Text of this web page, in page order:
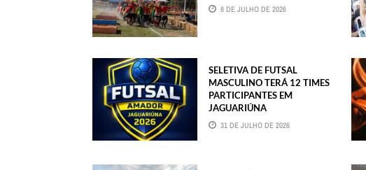
8 DE JULHO DE 2026
SELETIVA DE FUTSAL
MASCULINO TERÁ 12 TIMES
PARTICIPANTES EM
JAGUARIÚNA
31 DE JULHO DE 2026